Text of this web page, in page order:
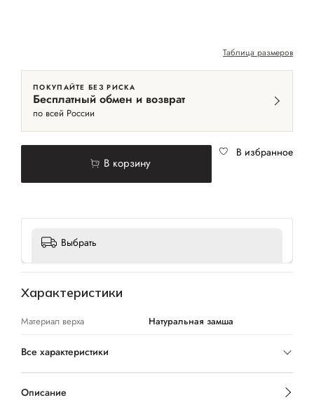
Таблица размеров
ПОКУПАЙТЕ БЕЗ РИСКА
Бесплатный обмен и возврат
по всей России
В корзину
В избранное
Выбрать
Характеристики
Материал верха Натуральная замша
Все характеристики
Описание